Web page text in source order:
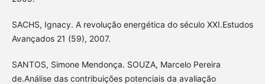
SACHS, Ignacy. A revolução energética do século XXI.Estudos
Avançados 21 (59), 2007.
SANTOS, Simone Mendonça. SOUZA, Marcelo Pereira
de.Análise das contribuições potenciais da avaliação